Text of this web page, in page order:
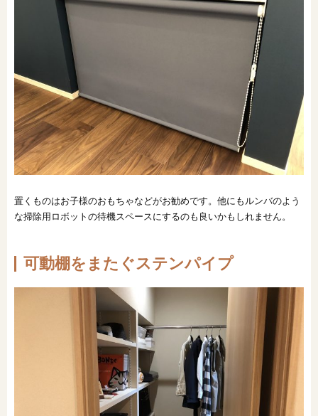
置くものはお子様のおもちゃなどがお勧めです。他にもルンバのよう
な掃除用ロボットの待機スペースにするのも良いかもしれません。
可動棚をまたぐステンパイプ